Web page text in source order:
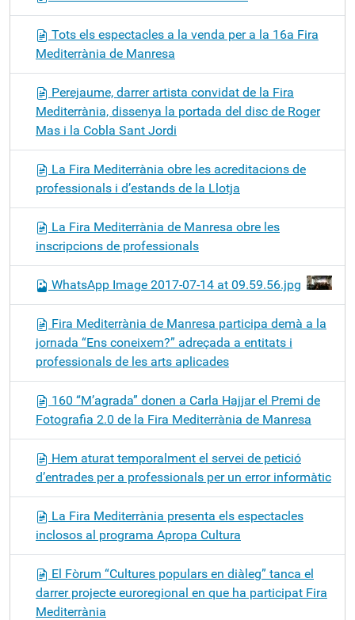
Tots els espectacles a la venda per a la 16a Fira
Mediterrània de Manresa
Perejaume, darrer artista convidat de la Fira
Mediterrània, dissenya la portada del disc de Roger
Mas i la Cobla Sant Jordi
La Fira Mediterrània obre les acreditacions de
professionals i d’estands de la Llotja
La Fira Mediterrània de Manresa obre les
inscripcions de professionals
WhatsApp Image 2017-07-14 at 09.59.56.jpg
Fira Mediterrània de Manresa participa demà a la
jornada “Ens coneixem?” adreçada a entitats i
professionals de les arts aplicades
160 “M’agrada” donen a Carla Hajjar el Premi de
Fotografia 2.0 de la Fira Mediterrània de Manresa
Hem aturat temporalment el servei de petició
d’entrades per a professionals per un error informàtic
La Fira Mediterrània presenta els espectacles
inclosos al programa Apropa Cultura
El Fòrum “Cultures populars en diàleg” tanca el
darrer projecte euroregional en que ha participat Fira
Mediterrània